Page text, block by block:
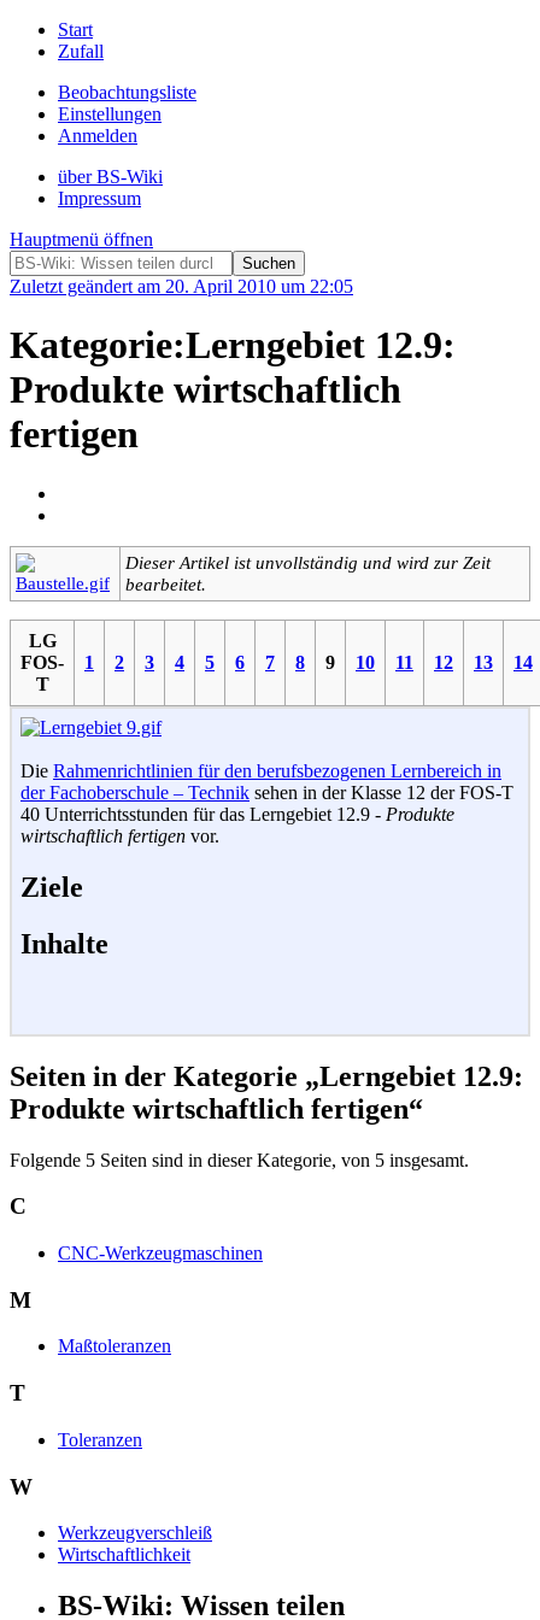
Start
Zufall
Beobachtungsliste
Einstellungen
Anmelden
über BS-Wiki
Impressum
Hauptmenü öffnen
Zuletzt geändert am 20. April 2010 um 22:05
Kategorie:Lerngebiet 12.9:
Produkte wirtschaftlich
fertigen
Dieser Artikel ist unvollständig und wird zur Zeit
bearbeitet.
LG
FOS-
T
1 2 3 4 5 6 7 8 9 10 11 12 13 14
Die Rahmenrichtlinien für den berufsbezogenen Lernbereich in
der Fachoberschule – Technik sehen in der Klasse 12 der FOS-T
40 Unterrichtsstunden für das Lerngebiet 12.9 - Produkte
wirtschaftlich fertigen vor.
Ziele
Inhalte
Seiten in der Kategorie „Lerngebiet 12.9:
Produkte wirtschaftlich fertigen“
Folgende 5 Seiten sind in dieser Kategorie, von 5 insgesamt.
C
CNC-Werkzeugmaschinen
M
Maßtoleranzen
T
Toleranzen
W
Werkzeugverschleiß
Wirtschaftlichkeit
BS-Wiki: Wissen teilen